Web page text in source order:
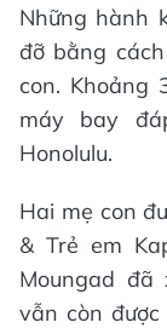
Những hành
đỡ bằng
con. Khoảng
máy bay
Honolulu.
Hai mẹ con
& Trẻ em
Moungad đã
vẫn còn